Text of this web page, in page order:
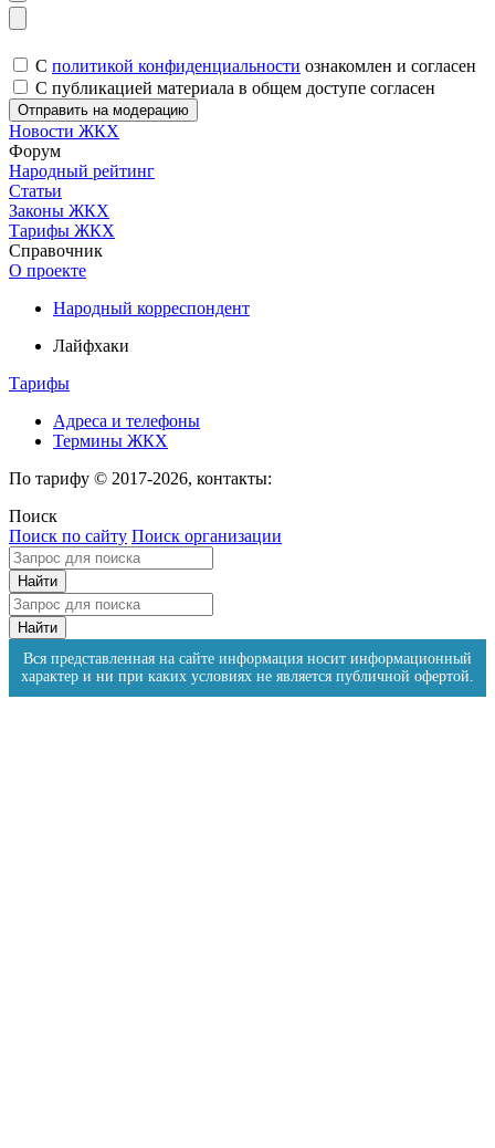
C политикой конфиденциальности ознакомлен и согласен
C публикацией материала в общем доступе согласен
Новости ЖКХ
Форум
Народный рейтинг
Статьи
Законы ЖКХ
Тарифы ЖКХ
Справочник
О проекте
Народный корреспондент
Лайфхаки
Тарифы
Адреса и телефоны
Термины ЖКХ
По тарифу © 2017-2026, контакты:
Поиск
Поиск по сайту Поиск организации
Вся представленная на сайте информация носит информационный
характер и ни при каких условиях не является публичной офертой.